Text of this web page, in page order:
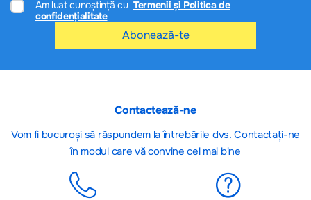
Am luat cunoștință cu Termenii și Politica de
confidențialitate
Abonează-te
Contactează-ne
Vom fi bucuroși să răspundem la întrebările dvs. Contactați-ne
în modul care vă convine cel mai bine